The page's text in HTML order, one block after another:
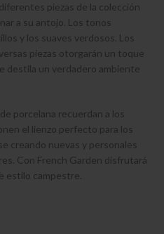
piezas de la colección
a su antojo. Los tonos
y los suaves verdosos. Los
piezas otorgarán un toque
destila un verdadero ambiente
porcelana recuerdan a los
el lienzo perfecto para los
creando nuevas y personales
Con French Garden disfrutará
estilo campestre.